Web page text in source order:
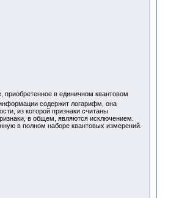
приобретенное в единичном квантовом
содержит логарифм, она
из которой признаки считаны
в общем, являются исключением.
в полном наборе квантовых измерений.